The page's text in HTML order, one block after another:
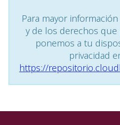
Para mayor
y de los derechos que
ponemos a tu
privacidad
https://